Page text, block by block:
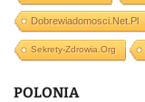
Dobrewiadomosci.net.pl
Sekrety-Zdrowia.org
POLONIA